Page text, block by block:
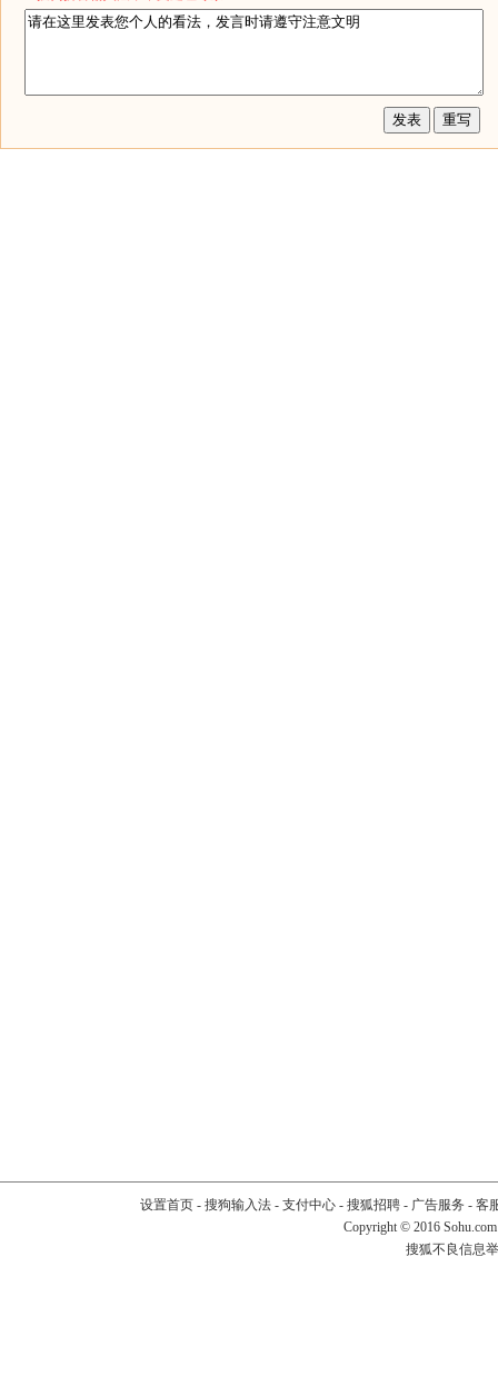
设置首页- 搜狗输入法- 支付中心- 搜狐招聘- 广告服务 - 客
Copyright © 2016
搜狐不良信息